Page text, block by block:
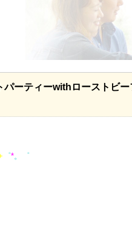
パーティーwithローストビ
゜*。゜